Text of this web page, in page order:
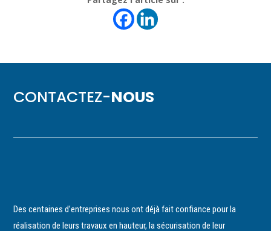
CONTACTEZ-NOUS
Des centaines d’entreprises nous ont déjà fait confiance pour la
réalisation de leurs travaux en hauteur, la sécurisation de leur